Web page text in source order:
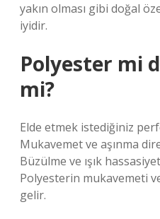
yakın olması gibi doğal
iyidir.
Polyester mi
mi?
Elde etmek istediğiniz
Mukavemet ve aşınma
Büzülme ve ışık
Polyesterin mukavemeti
gelir.